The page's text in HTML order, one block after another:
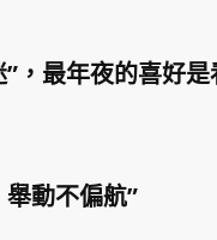
最年夜的喜好
動不偏航”